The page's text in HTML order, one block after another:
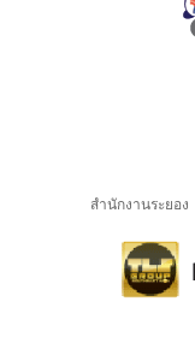
สำนักงานระยอง